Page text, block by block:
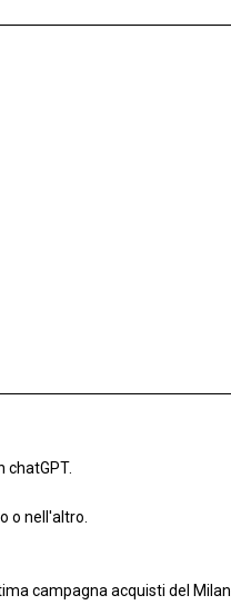
chatGPT.
o nell'altro.
campagna acquisti del Milan.